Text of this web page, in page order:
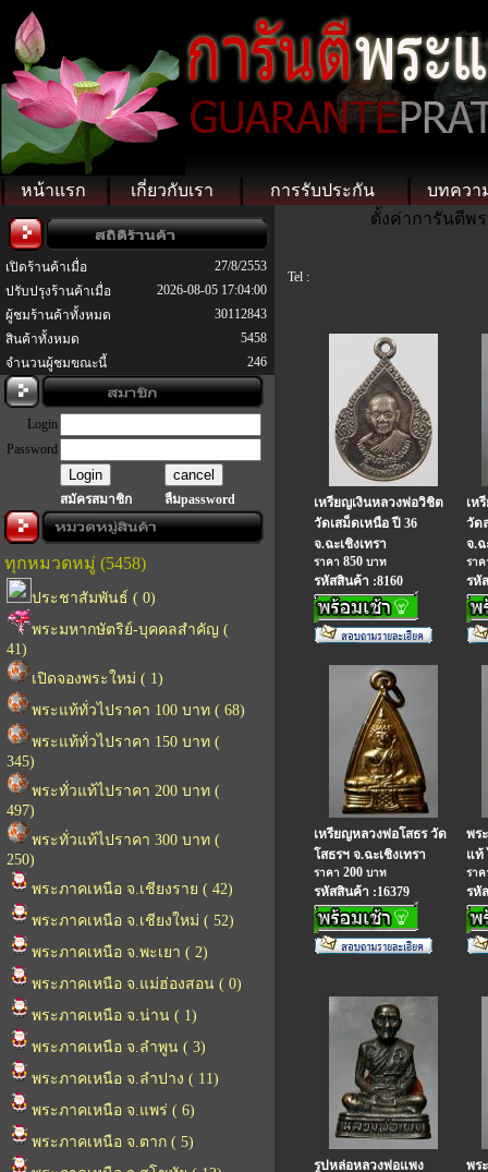
หน้าแรก เกี่ยวกับเรา การรับประกัน บทควา
เปิดร้านค้าเมื่อ
27/8/2553
ปรับปรุงร้านค้าเมื่อ
2026-08-05 17:04:00
ผู้ชมร้านค้าทั้งหมด
30112843
สินค้าทั้งหมด
5458
จำนวนผู้ชมขณะนี้
246
Login
Password
สมัครสมาชิก ลืมpassword
ทุกหมวดหมู่ (5458)
ประชาสัมพันธ์ ( 0)
พระมหากษัตริย์-บุคคลสำคัญ (
41)
เปิดจองพระใหม่ ( 1)
พระแท้ทั่วไปราคา 100 บาท ( 68)
พระแท้ทั่วไปราคา 150 บาท (
345)
พระทั่วแท้ไปราคา 200 บาท (
497)
พระทั่วแท้ไปราคา 300 บาท (
250)
พระภาคเหนือ จ.เชียงราย ( 42)
พระภาคเหนือ จ.เชียงใหม่ ( 52)
พระภาคเหนือ จ.พะเยา ( 2)
พระภาคเหนือ จ.แม่ฮ่องสอน ( 0)
พระภาคเหนือ จ.น่าน ( 1)
พระภาคเหนือ จ.ลำพูน ( 3)
พระภาคเหนือ จ.ลำปาง ( 11)
พระภาคเหนือ จ.แพร่ ( 6)
พระภาคเหนือ จ.ตาก ( 5)
ตั้งค่าการันตีพร
Tel :
เหรียญเงินหลวงพ่อวิชิต
วัดเสม็ดเหนือ ปี 36
จ.ฉะเชิงเทรา
ราคา 850 บาท
รหัสสินค้า :8160
เห
วัด
จ.ฉ
รา
รหั
เหรียญหลวงพ่อโสธร วัด
โสธรฯ จ.ฉะเชิงเทรา
ราคา 200 บาท
รหัสสินค้า :16379
พร
แท้
รา
รหั
รูปหล่อหลวงพ่อแพง
พร